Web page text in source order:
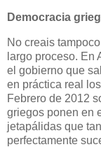
Democracia
No creais
largo proceso. En
el gobierno que
en práctica real
Febrero de 2012
griegos ponen en
jetapálidas que
perfectamente